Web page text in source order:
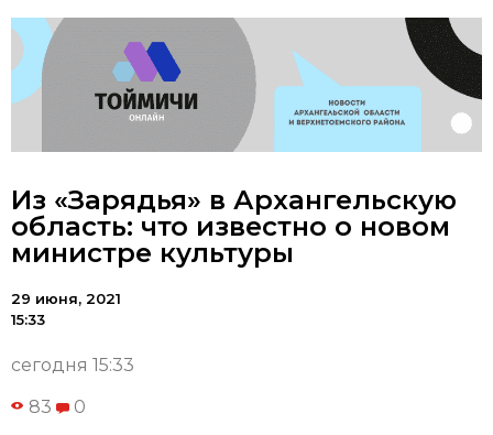
Из «Зарядья» в Архангельскую
область: что известно о новом
министре культуры
29 июня, 2021
15:33
сегодня 15:33
83 0